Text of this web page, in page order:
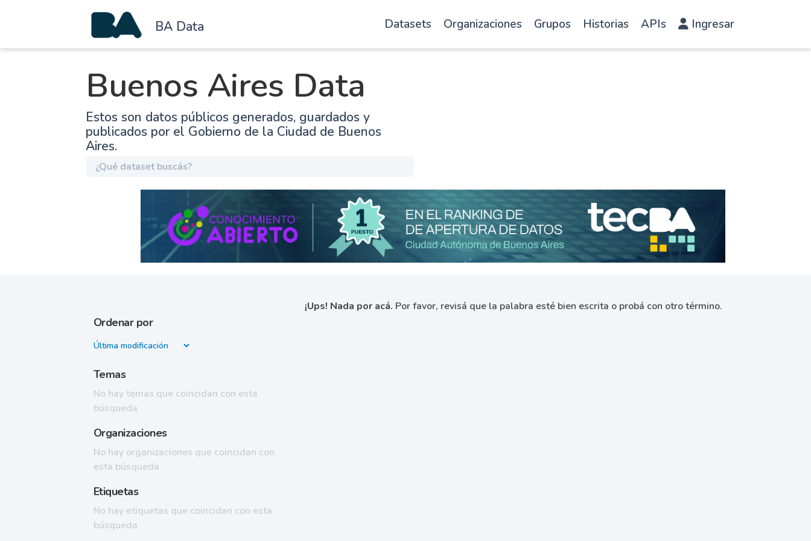
BA Data Datasets Organizaciones Grupos Historias APIs Ingresar
Buenos Aires Data
Estos son datos públicos generados, guardados y
publicados por el Gobierno de la Ciudad de Buenos
Aires.
Ordenar por
Temas
No hay temas que coincidan con esta
búsqueda
Organizaciones
No hay organizaciones que coincidan con
esta búsqueda
Etiquetas
No hay etiquetas que coincidan con esta
búsqueda
¡Ups! Nada por acá. Por favor, revisá que la palabra esté bien escrita o probá con otro término.